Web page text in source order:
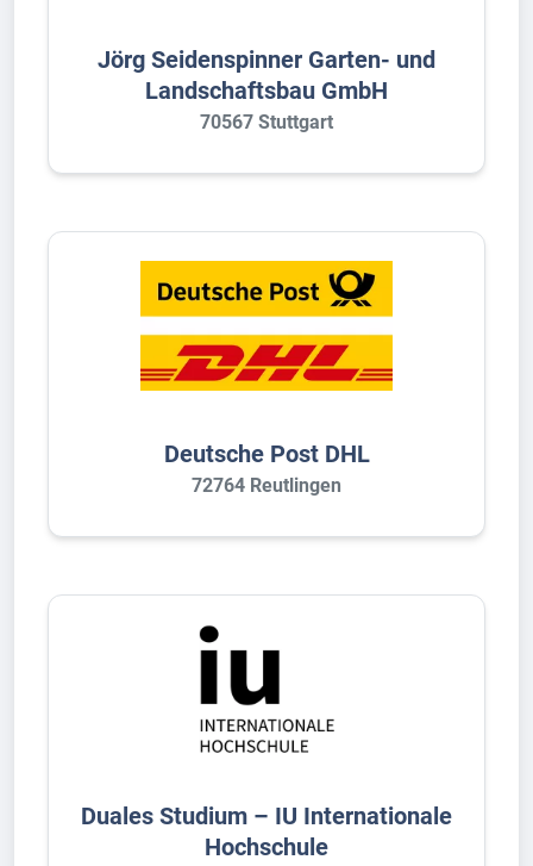
Jörg Seidenspinner Garten- und
Landschaftsbau GmbH
70567 Stuttgart
Deutsche Post DHL
72764 Reutlingen
Duales Studium – IU Internationale
Hochschule